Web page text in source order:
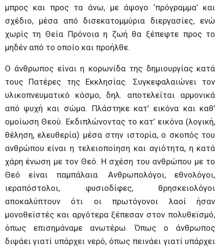
μπρος και προς τα άνω, με άψογο ‘πρόγραμμα’ και
σχέδιο, μέσα από δισεκατομμύρια διεργασίες, ενώ
χωρίς τη Θεία Πρόνοια η ζωή θα ξέπεφτε προς το
μηδέν από το οποίο και προήλθε.
Ο άνθρωπος είναι η κορωνίδα της δημιουργίας κατά
τους Πατέρες της Εκκλησίας. Συγκεφαλαιώνει τον
υλικοπνευματικό κόσμο, δηλ. αποτελείται αρμονικά
από ψυχή και σώμα. Πλάστηκε κατ’ εικόνα και καθ’
ομοίωση Θεού. Εκδιπλώνοντας το κατ’ εικόνα (λογική,
θέληση, ελευθερία) μέσα στην ιστορία, ο σκοπός του
ανθρώπου είναι η τελειοποίηση και αγιότητα, η κατά
χάρη ένωση με τον Θεό. Η σχέση του ανθρώπου με το
Θεό είναι παμπάλαια. Ανθρωπολόγοι, εθνολόγοι,
ιεραπόστολοι, φυσιοδίφες, θρησκειολόγοι
αποκαλύπτουν ότι οι πρωτόγονοι λαοί ήσαν
μονοθεϊστές και αργότερα ξέπεσαν στον πολυθεϊσμό,
όπως επισημάναμε ανωτέρω. Όπως ο άνθρωπος
διψάει γιατί υπάρχει νερό, όπως πεινάει γιατί υπάρχει